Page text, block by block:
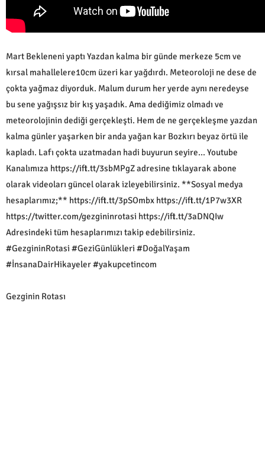
Mart Bekleneni yaptı Yazdan kalma bir günde merkeze 5cm ve
kırsal mahallelere10cm üzeri kar yağdırdı. Meteoroloji ne dese de
çokta yağmaz diyorduk. Malum durum her yerde aynı neredeyse
bu sene yağışsız bir kış yaşadık. Ama dediğimiz olmadı ve
meteorolojinin dediği gerçekleşti. Hem de ne gerçekleşme yazdan
kalma günler yaşarken bir anda yağan kar Bozkırı beyaz örtü ile
kapladı. Lafı çokta uzatmadan hadi buyurun seyire... Youtube
Kanalımıza https://ift.tt/3sbMPgZ adresine tıklayarak abone
olarak videoları güncel olarak izleyebilirsiniz. **Sosyal medya
hesaplarımız;** https://ift.tt/3pSOmbx https://ift.tt/1P7w3XR
https://twitter.com/gezgininrotasi https://ift.tt/3aDNQIw
Adresindeki tüm hesaplarımızı takip edebilirsiniz.
#GezgininRotasi #GeziGünlükleri #DoğalYaşam
#İnsanaDairHikayeler #yakupcetincom
Gezginin Rotası